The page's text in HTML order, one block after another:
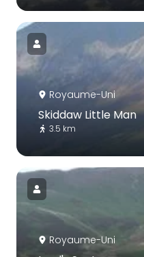
Royaume-Uni
Skiddaw Little Man
3.5 km
Royaume-Uni